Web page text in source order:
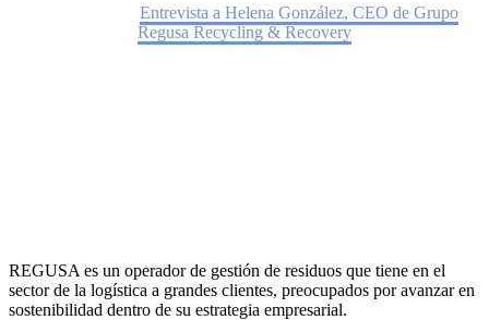
Entrevista a Helena González, CEO de Grupo
Regusa Recycling & Recovery
REGUSA es un operador de gestión de residuos que tiene en el
sector de la logística a grandes clientes, preocupados por avanzar en
sostenibilidad dentro de su estrategia empresarial.